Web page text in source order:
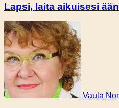
Lapsi, laita aikuisesi
Vaula